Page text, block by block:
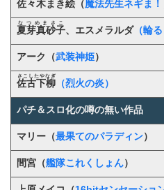
佐々木まき絵 （魔法先生ネギま！
夏芽真砂子
なつめまさこ
、エスメラルダ（輪る
アーク（武装神姫）
佐古下柳
さこしたやなぎ
（烈火の炎）
パチ＆スロ化の噂の無い作品
マリー（最果てのパラディン）
間宮（艦隊これくしょん）